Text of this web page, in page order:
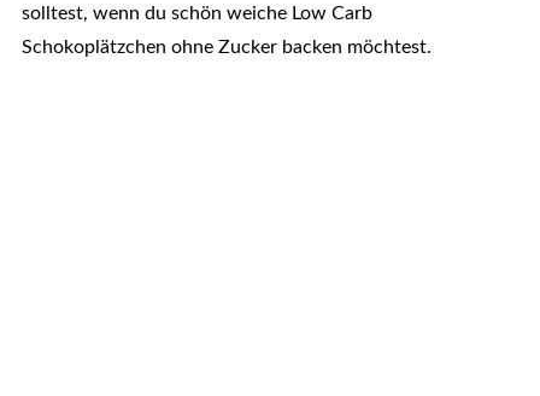
solltest, wenn du schön weiche Low Carb
Schokoplätzchen ohne Zucker backen möchtest.